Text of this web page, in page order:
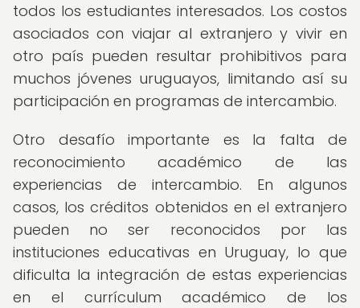
todos los estudiantes interesados. Los costos
asociados con viajar al extranjero y vivir en
otro país pueden resultar prohibitivos para
muchos jóvenes uruguayos, limitando así su
participación en programas de intercambio.
Otro desafío importante es la falta de
reconocimiento académico de las
experiencias de intercambio. En algunos
casos, los créditos obtenidos en el extranjero
pueden no ser reconocidos por las
instituciones educativas en Uruguay, lo que
dificulta la integración de estas experiencias
en el currículum académico de los